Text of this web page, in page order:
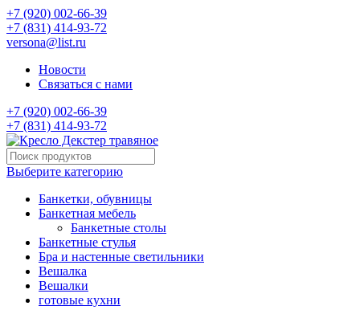
+7 (920) 002-66-39
+7 (831) 414-93-72
versona@list.ru
Новости
Связаться с нами
+7 (920) 002-66-39
+7 (831) 414-93-72
Выберите категорию
Банкетки, обувницы
Банкетная мебель
Банкетные столы
Банкетные стулья
Бра и настенные светильники
Вешалка
Вешалки
готовые кухни